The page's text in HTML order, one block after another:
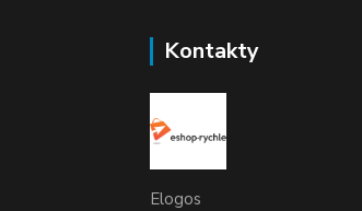
Kontakty
Elogos